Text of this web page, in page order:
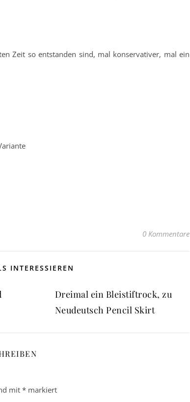
Zeit so entstanden sind, mal konservativer, mal ein
0 Kommentare
INTERESSIEREN
Dreimal ein Bleistiftrock, zu
Neudeutsch Pencil Skirt
mit* markiert